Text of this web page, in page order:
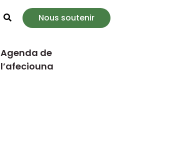
Rechercher
Nous soutenir
Agenda de
l’afeciouna